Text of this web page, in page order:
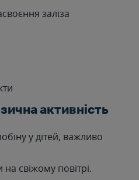
заліза
активність
у дітей, важливо
свіжому повітрі.